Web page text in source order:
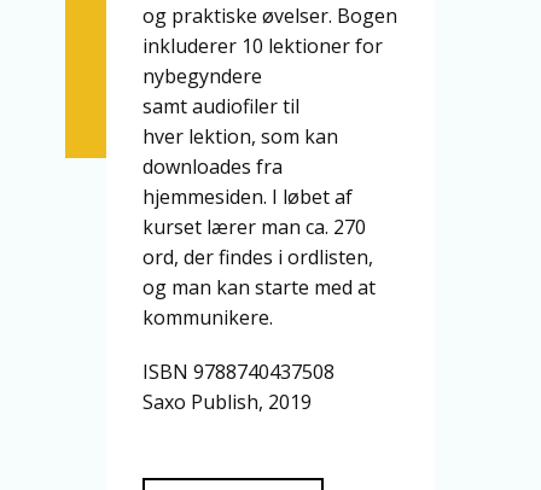
og praktiske øvelser. Bogen
inkluderer 10 lektioner for
nybegyndere
samt audiofiler til
hver lektion, som kan
downloades fra
hjemmesiden. I løbet af
kurset lærer man ca. 270
ord, der findes i ordlisten,
og man kan starte med at
kommunikere.
ISBN 9788740437508
Saxo Publish, 2019